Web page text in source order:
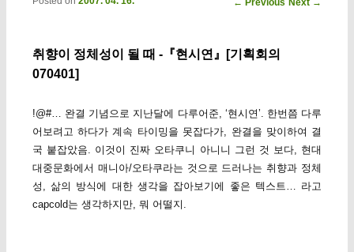
취향이 정체성이 될 때 -『현시연』[기획회의
070401]
!@#… 완결 기념으로 지난달에 다루어준, ‘현시연’. 한번쯤 다루
어보려고 하다가 계속 타이밍을 못잡다가, 완결을 맞이하여 결
국 붙잡았음. 이것이 진짜 오타쿠니 아니니 그런 것 보다, 현대
대중문화에서 매니아/오타쿠라는 것으로 드러나는 취향과 정체
성, 삶의 방식에 대한 생각을 잡아보기에 좋은 텍스트… 라고
capcold는 생각하지만, 뭐 어떨지.